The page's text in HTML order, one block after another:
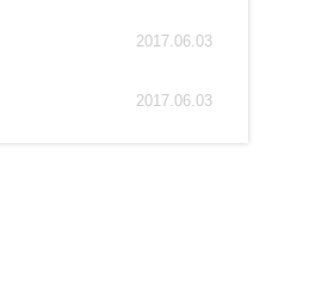
2017.06.03
2017.06.03